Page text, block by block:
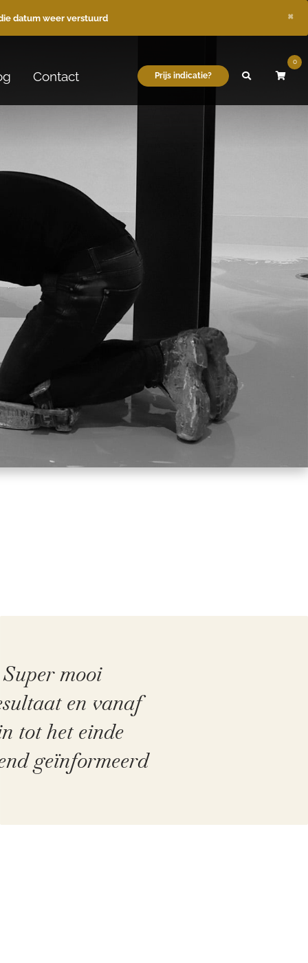
datum weer verstuurd ×
Contact Prijs indicatie?
0
Super mooi
en vanaf
tot het einde
geïnformeerd